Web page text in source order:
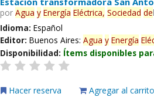
porAgua y Energía Eléctrica, Sociedad de
Idioma:Español
Editor:Buenos Aires:Agua y Energía
Disponibilidad: Ítems disponibles
Hacer reserva Agregar al carrito